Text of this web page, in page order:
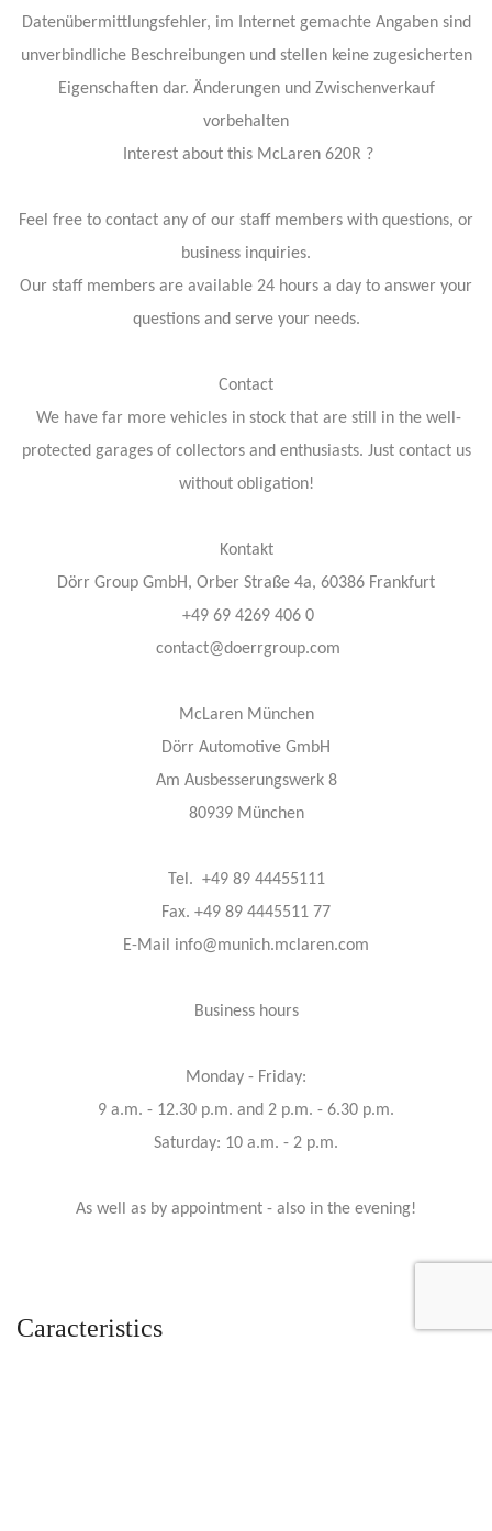
Datenübermittlungsfehler, im Internet gemachte Angaben sind
unverbindliche Beschreibungen und stellen keine zugesicherten
Eigenschaften dar. Änderungen und Zwischenverkauf
vorbehalten
Interest about this McLaren 620R ?
Feel free to contact any of our staff members with questions, or
business inquiries.
Our staff members are available 24 hours a day to answer your
questions and serve your needs.
Contact
We have far more vehicles in stock that are still in the well-
protected garages of collectors and enthusiasts. Just contact us
without obligation!
Kontakt
Dörr Group GmbH, Orber Straße 4a, 60386 Frankfurt
+49 69 4269 406 0
contact@doerrgroup.com
McLaren München
Dörr Automotive GmbH
Am Ausbesserungswerk 8
80939 München
Tel. +49 89 44455111
Fax. +49 89 4445511 77
E-Mail info@munich.mclaren.com
Business hours
Monday - Friday:
9 a.m. - 12.30 p.m. and 2 p.m. - 6.30 p.m.
Saturday: 10 a.m. - 2 p.m.
As well as by appointment - also in the evening!
Caracteristics